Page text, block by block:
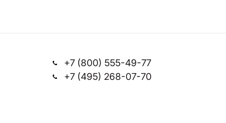
+7 (800) 555-49-77
+7 (495) 268-07-70